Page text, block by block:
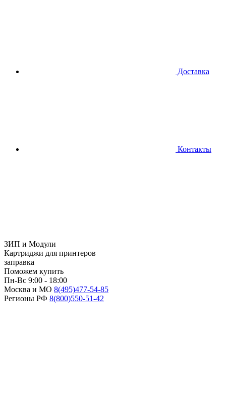
Доставка
Контакты
ЗИП и Модули
Картриджи для принтеров
заправка
Поможем купить
Пн-Вс 9:00 - 18:00
Москва и МО 8(495)477-54-85
Регионы РФ 8(800)550-51-42